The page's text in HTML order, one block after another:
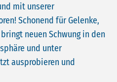
mit unserer
Schonend für Gelenke,
neuen Schwung in den
und unter
ausprobieren und